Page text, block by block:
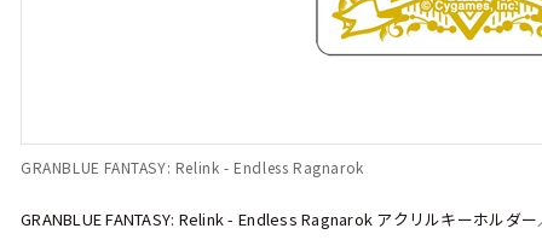
GRANBLUE FANTASY: Relink - Endless Ragnarok
GRANBLUE FANTASY: Relink - Endless Ragnarok アクリルキーホルダ